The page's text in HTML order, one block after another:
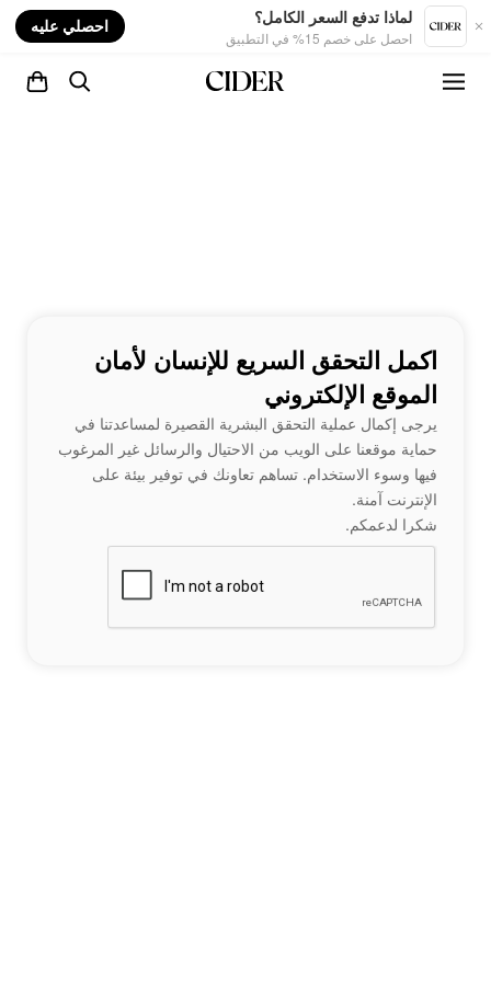
لماذا تدفع السعر الكامل؟
احصل على خصم 15% في التطبيق
احصلي عليه
اكمل التحقق السريع للإنسان لأمان
الموقع الإلكتروني
يرجى إكمال عملية التحقق البشرية القصيرة لمساعدتنا في
حماية موقعنا على الويب من الاحتيال والرسائل غير المرغوب
فيها وسوء الاستخدام. تساهم تعاونك في توفير بيئة على
الإنترنت آمنة.
شكرا لدعمكم.